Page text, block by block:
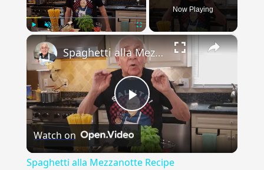
Unmute
Now Playing
×
Play
Video
Spaghetti alla Mezzanotte Recipe
Watch on
Spaghetti alla Mezzanotte Recipe